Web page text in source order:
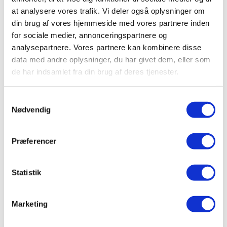
at analysere vores trafik. Vi deler også oplysninger om
din brug af vores hjemmeside med vores partnere inden
for sociale medier, annonceringspartnere og
analysepartnere. Vores partnere kan kombinere disse
data med andre oplysninger, du har givet dem, eller som
de har indsamlet fra din brug af deres tjenester.
Nødvendig
Præferencer
Statistik
Marketing